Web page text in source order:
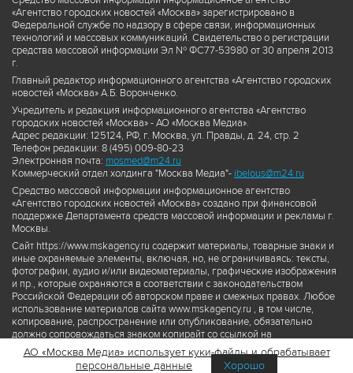
«Агентство городских новостей «Москва» зарегистрировано в
Федеральной службе по надзору в сфере связи, информационных
технологий и массовых коммуникаций. Свидетельство о регистрации
средства массовой информации Эл № ФС77-53980 от 30 апреля 2013
г.
Главный редактор информационного агентства «Агентство городских
новостей «Москва» А.Б. Воронченко.
Учредитель и редакция информационного агентства «Агентство
городских новостей «Москва» - АО «Москва Медиа».
Адрес редакции: 125124, РФ, г. Москва, ул. Правды, д. 24, стр. 2
Телефон редакции: 8 (495) 009-80-23
Электронная почта: mosmed@m24.ru
Коммерческий отдел холдинга "Москва Медиа"- ibelous@m24.ru
Средство массовой информации информационное агентство
«Агентство городских новостей «Москва» создано при финансовой
поддержке Департамента средств массовой информации и рекламы г.
Москвы.
Сайт https://www.mskagency.ru содержит материалы, товарные знаки и
иные охраняемые элементы, включая, но, не ограничиваясь: тексты,
фотографии, аудио и/или видеоматериалы, графические изображения
и пр., которые охраняются в соответствии с законодательством
Российской Федерации об авторском праве и смежных правах. Любое
использование материалов сайта www.mskagency.ru , в том числе,
копирование, распространение или опубликование, обязательно
должно сопровождаться знаком копирайт со ссылкой на
правообладателя © АО «Москва Медиа», а также гиперссылкой на сайт
www.mskagency.ru как на первоисточник информации. Переработка
АО «Москва Медиа» использует куки-файлы и обрабатывает
персональные данные
Хорошо